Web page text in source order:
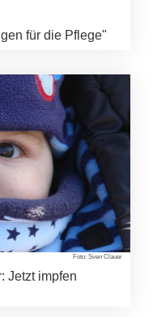
für die Pflege"
Foto: Sven Clauer
Jetzt impfen